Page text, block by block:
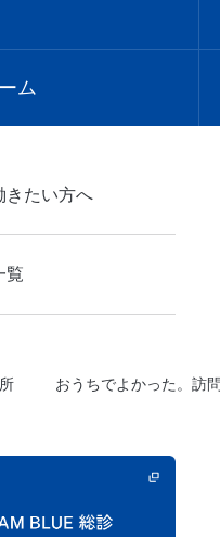
ム
きたい方へ
覧
おうちでよかった。訪